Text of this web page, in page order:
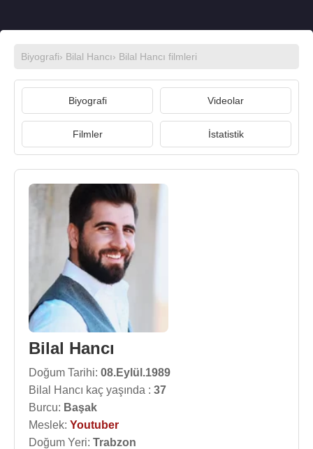
Biyografi› Bilal Hancı› Bilal Hancı filmleri
Biyografi Videolar
Filmler İstatistik
Bilal Hancı
Doğum Tarihi: 08.Eylül.1989
Bilal Hancı kaç yaşında : 37
Burcu: Başak
Meslek: Youtuber
Doğum Yeri: Trabzon